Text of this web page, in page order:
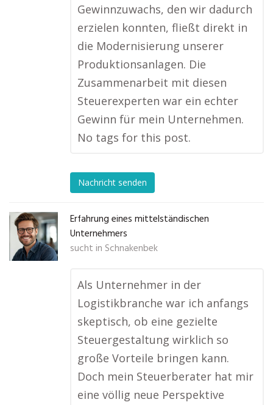
Gewinnzuwachs, den wir dadurch
erzielen konnten, fließt direkt in
die Modernisierung unserer
Produktionsanlagen. Die
Zusammenarbeit mit diesen
Steuerexperten war ein echter
Gewinn für mein Unternehmen.
No tags for this post.
Nachricht senden
Erfahrung eines mittelständischen
Unternehmers
sucht in Schnakenbek
Als Unternehmer in der
Logistikbranche war ich anfangs
skeptisch, ob eine gezielte
Steuergestaltung wirklich so
große Vorteile bringen kann.
Doch mein Steuerberater hat mir
eine völlig neue Perspektive